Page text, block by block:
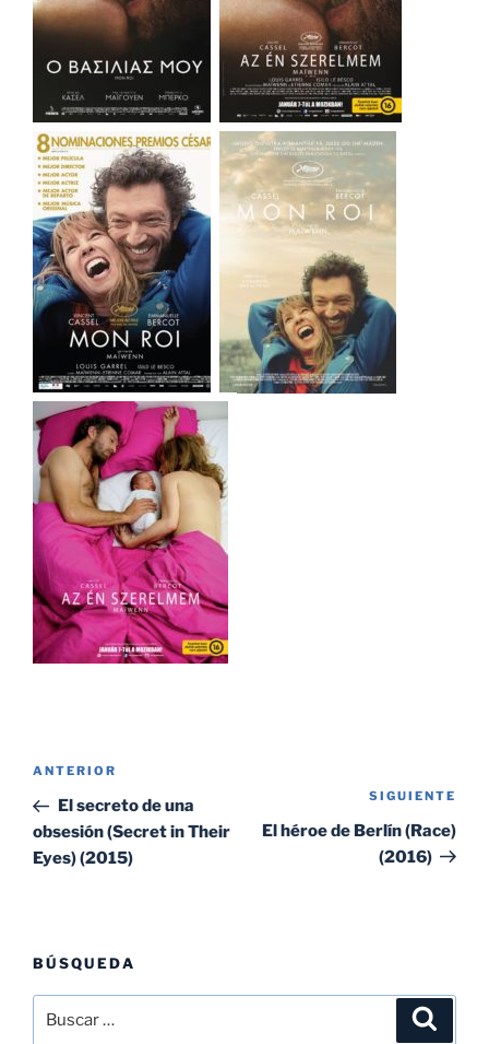
Navegación
entradas
Entrada
anterior:
ANTERIOR
El secreto de una
obsesión (Secret in Their
Eyes) (2015)
SIGUIENTE
El héroe de Berlín (Race)
(2016)
BÚSQUEDA
por: